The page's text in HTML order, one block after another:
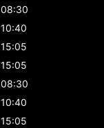
08:30
10:40
15:05
15:05
08:30
10:40
15:05